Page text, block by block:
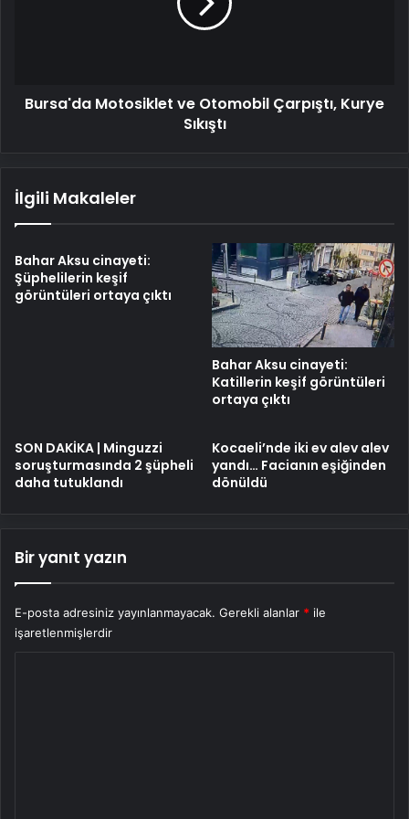
Bursa'da Motosiklet ve Otomobil Çarpıştı, Kurye
Sıkıştı
İlgili Makaleler
Bahar Aksu cinayeti:
Şüphelilerin keşif
görüntüleri ortaya çıktı
Bahar Aksu cinayeti:
Katillerin keşif görüntüleri
ortaya çıktı
SON DAKİKA | Minguzzi
soruşturmasında 2 şüpheli
daha tutuklandı
Kocaeli’nde iki ev alev alev
yandı… Facianın eşiğinden
dönüldü
Bir yanıt yazın
E-posta adresiniz yayınlanmayacak. Gerekli alanlar * ile
işaretlenmişlerdir